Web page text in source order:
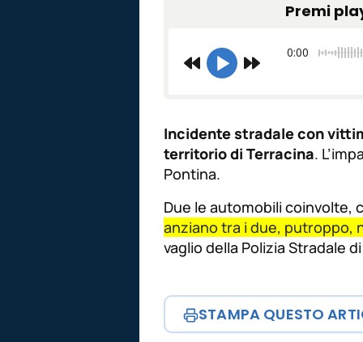
Premi
0:00
Incidente stradale con
territorio di Terracina.
Pontina.
Due le automobili coinvolte,
anziano tra i due, putroppo,
vaglio della Polizia Stradale
STAMPA QUESTO